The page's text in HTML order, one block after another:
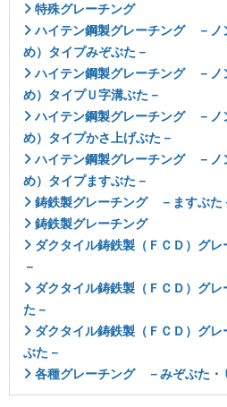
特殊グレーチング
ハイテン鋼製グレーチング －ノ
め）タイプみぞぶた－
ハイテン鋼製グレーチング －ノ
め）タイプＵ字溝ぶた－
ハイテン鋼製グレーチング －ノ
め）タイプかさ上げぶた－
ハイテン鋼製グレーチング －ノ
め）タイプますぶた－
鋳鉄製グレーチング －ますぶた
鋳鉄製グレーチング
ダクタイル鋳鉄製（ＦＣＤ）グ
－
ダクタイル鋳鉄製（ＦＣＤ）グ
た－
ダクタイル鋳鉄製（ＦＣＤ）グ
ぶた－
各種グレーチング －みぞぶた・